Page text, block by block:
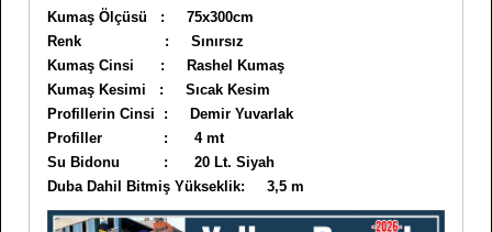
Kumaş Ölçüsü : 75x300cm
Renk : Sınırsız
Kumaş Cinsi : Rashel Kumaş
Kumaş Kesimi : Sıcak Kesim
Profillerin Cinsi : Demir Yuvarlak
Profiller : 4 mt
Su Bidonu : 20 Lt. Siyah
Duba Dahil Bitmiş Yükseklik: 3,5 m